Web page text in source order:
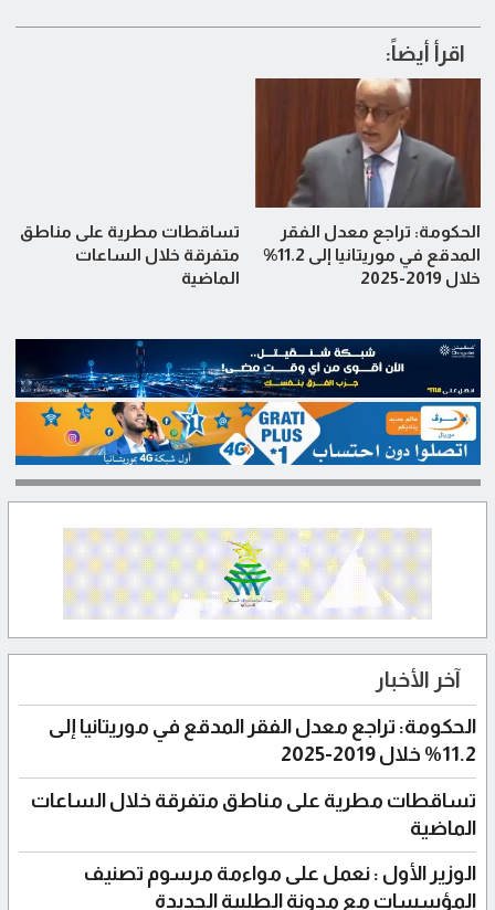
اقرأ أيضاً:
الحكومة: تراجع معدل الفقر
المدقع في موريتانيا إلى 11.2%
خلال 2019-2025
تساقطات مطرية على مناطق
متفرقة خلال الساعات
الماضية
آخر الأخبار
الحكومة: تراجع معدل الفقر المدقع في موريتانيا إلى
11.2% خلال 2019-2025
تساقطات مطرية على مناطق متفرقة خلال الساعات
الماضية
الوزير الأول : نعمل على مواءمة مرسوم تصنيف
المؤسسات مع مدونة الطلبية الجديدة